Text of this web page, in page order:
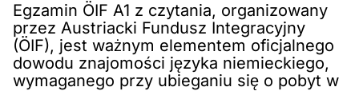
Egzamin ÖIF A1 z czytania, organizowany
przez Austriacki Fundusz Integracyjny
(ÖIF), jest ważnym elementem oficjalnego
dowodu znajomości języka niemieckiego,
wymaganego przy ubieganiu się o pobyt w